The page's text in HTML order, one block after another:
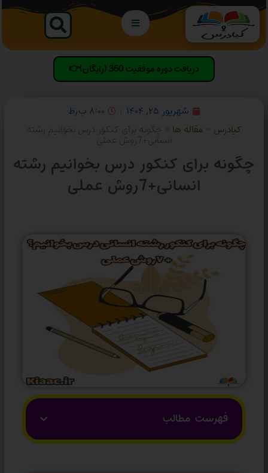
دریافت دوره موفقیت 360 (رایگان)👉
شهریور ۲۵, ۱۴۰۴
۸:۰۰ ب٫ظ
کیادرس
مقاله ها
چگونه برای کنکور درس بخوانیم رشته
انسانی+7روش عملی
فهرست مطالب